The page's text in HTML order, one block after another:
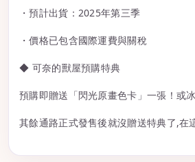
・預計出貨：2025年第三季
・價格已包含國際運費與關稅
◆ 可奈的獸屋預購特典
預購即贈送「閃光原畫色卡」一張！或
其餘通路正式發售後就沒贈送特典了,在